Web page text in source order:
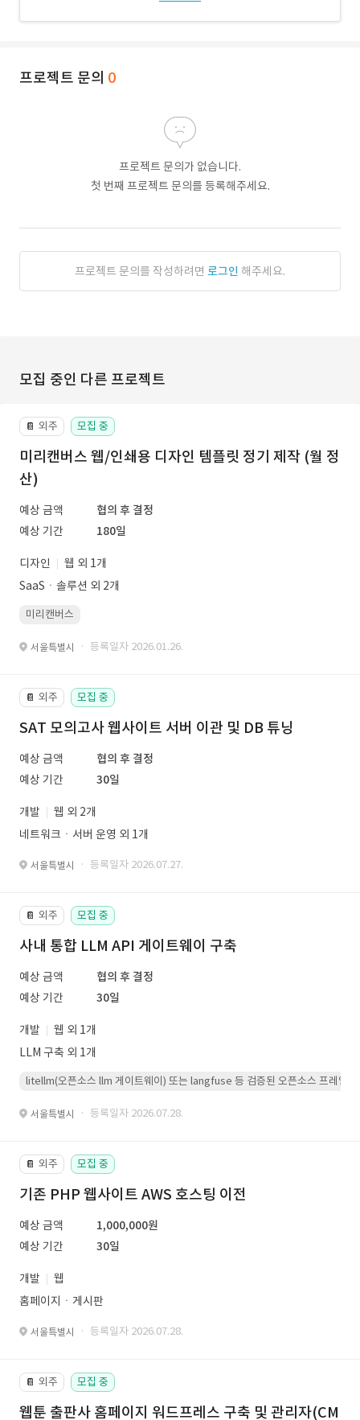
프로젝트 문의 0
프로젝트 문의가 없습니다.
첫 번째 프로젝트 문의를 등록해주세요.
프로젝트 문의를 작성하려면 로그인 해주세요.
모집 중인 다른 프로젝트
📔 외주 모집 중
미리캔버스 웹/인쇄용 디자인 템플릿 정기 제작 (월 정
산)
예상 금액
협의 후 결정
예상 기간
180일
디자인
웹 외 1개
SaaSㆍ솔루션 외 2개
미리캔버스
서울특별시 · 등록일자 2026.01.26.
📔 외주 모집 중
SAT 모의고사 웹사이트 서버 이관 및 DB 튜닝
예상 금액
협의 후 결정
예상 기간
30일
개발
웹 외 2개
네트워크ㆍ서버 운영 외 1개
서울특별시 · 등록일자 2026.07.27.
📔 외주 모집 중
사내 통합 LLM API 게이트웨이 구축
예상 금액
협의 후 결정
예상 기간
30일
개발
웹 외 1개
LLM 구축 외 1개
litellm(오픈소스 llm 게이트웨이) 또는 langfuse 등 검증된 오픈소스 프레임워
서울특별시 · 등록일자 2026.07.28.
📔 외주 모집 중
기존 PHP 웹사이트 AWS 호스팅 이전
예상 금액
1,000,000원
예상 기간
30일
개발
웹
홈페이지ㆍ게시판
서울특별시 · 등록일자 2026.07.28.
📔 외주 모집 중
웹툰 출판사 홈페이지 워드프레스 구축 및 관리자(CM